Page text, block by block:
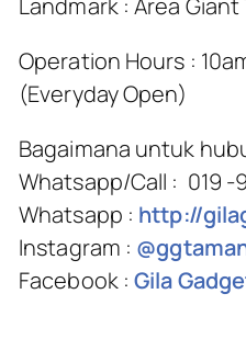
Landmark : Area
Operation Hours :
(Everyday Open)
Bagaimana untuk
Whatsapp/Call : 019 -
Whatsapp : http://
Instagram :
Facebook :Gila